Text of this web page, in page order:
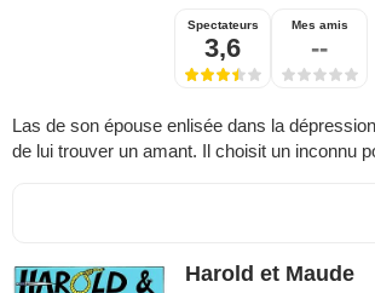
Spectateurs
3,6
Mes amis
--
Las de son épouse enlisée dans la
de lui trouver un amant. Il choisit un inconnu
Harold et Maude